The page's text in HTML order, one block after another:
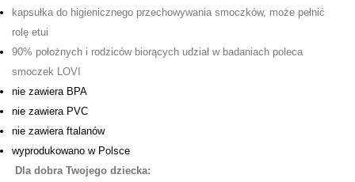
kapsułka do higienicznego przechowywania smoczków, może pełnić
rolę etui
90% położnych i rodziców biorących udział w badaniach poleca
smoczek LOVI
nie zawiera BPA
nie zawiera PVC
nie zawiera ftalanów
wyprodukowano w Polsce
Dla dobra Twojego dziecka: